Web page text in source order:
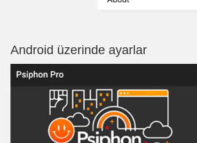
Android üzerinde ayarlar